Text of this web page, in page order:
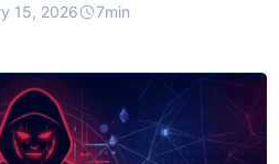
15, 2026 7min